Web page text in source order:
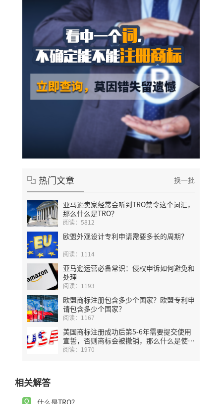
热门文章 换一批
亚马逊卖家经常会听到TRO禁令这个词汇，
那么什么是TRO？
阅读：5812
欧盟外观设计专利申请需要多长的周期？
阅读：1114
亚马逊运营必备常识：侵权申诉如何避免和
处理
阅读：1193
欧盟商标注册包含多少个国家？欧盟专利申
请包含多少个国家？
阅读：1167
美国商标注册成功后第5-6年需要提交使用
宣誓，否则商标会被撤销，那么什么是使用
宣誓？
阅读：1970
相关解答
什么是TRO？